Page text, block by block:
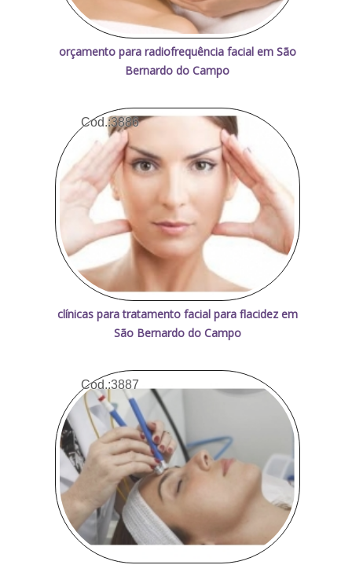
orçamento para radiofrequência facial em São
Bernardo do Campo
Cod.:3886
clínicas para tratamento facial para flacidez em
São Bernardo do Campo
Cod.:3887